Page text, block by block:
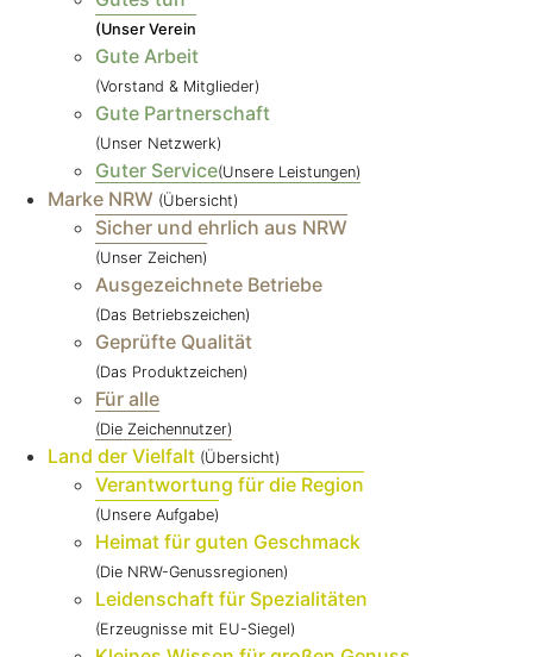
(Unser Verein
Gute Arbeit
(Vorstand & Mitglieder)
Gute Partnerschaft
(Unser Netzwerk)
Guter Service(Unsere Leistungen)
Marke NRW (Übersicht)
Sicher und ehrlich aus NRW
(Unser Zeichen)
Ausgezeichnete Betriebe
(Das Betriebszeichen)
Geprüfte Qualität
(Das Produktzeichen)
Für alle
(Die Zeichennutzer)
Land der Vielfalt (Übersicht)
Verantwortung für die Region
(Unsere Aufgabe)
Heimat für guten Geschmack
(Die NRW-Genussregionen)
Leidenschaft für Spezialitäten
(Erzeugnisse mit EU-Siegel)